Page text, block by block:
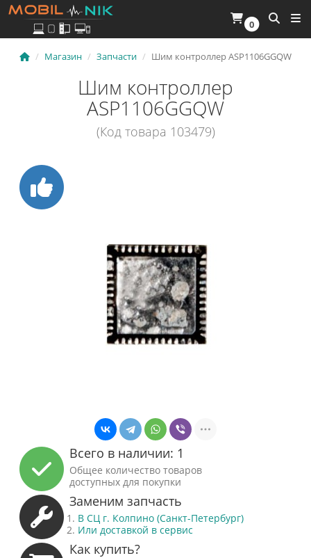
0
Магазин Запчасти Шим контроллер ASP1106GGQW
Шим контроллер
ASP1106GGQW
(Код товара 103479)
Всего в наличии: 1
Общее количество товаров
доступных для покупки
Заменим запчасть
В СЦ г. Колпино (Санкт-Петербург)
Или доставкой в сервис
Как купить?